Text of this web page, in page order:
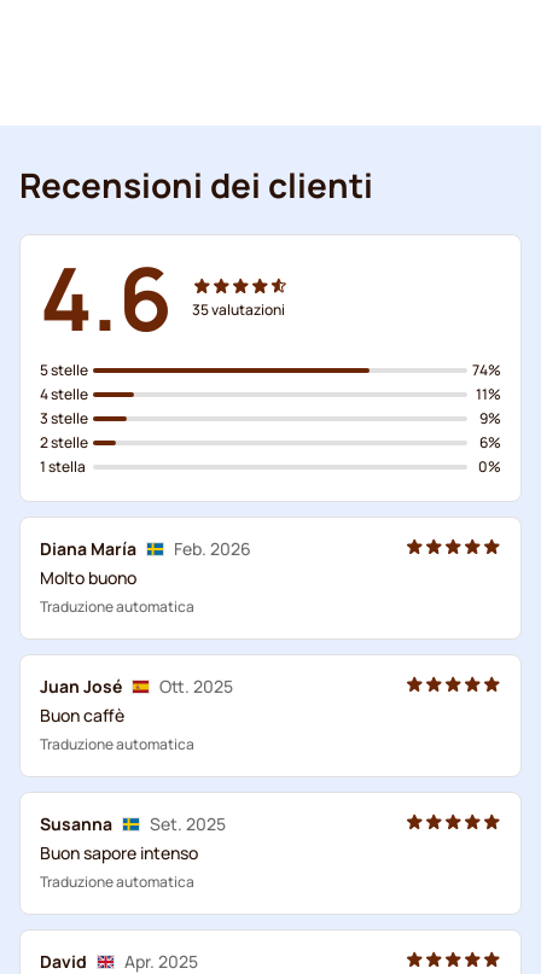
Recensioni dei clienti
4.6 35valutazioni
5 stelle
4 stelle
3 stelle
2 stelle
1 stella
74%
11%
9%
6%
0%
Diana María
Feb. 2026
Molto buono
Traduzione automatica
Juan José
Ott. 2025
Buon caffè
Traduzione automatica
Susanna
Set. 2025
Buon sapore intenso
Traduzione automatica
David
Apr. 2025